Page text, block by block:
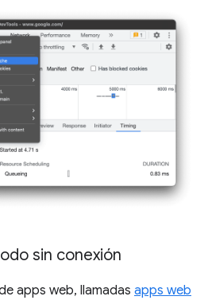
sin conexión
apps web, llamadas apps web